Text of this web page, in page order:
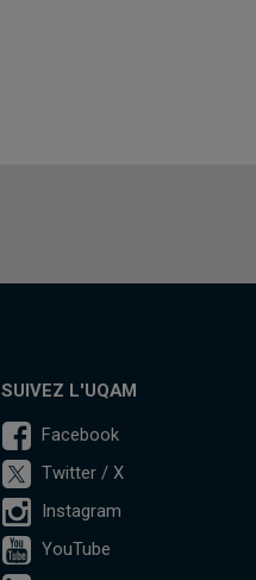
SUIVEZ L'UQAM
Facebook
Twitter / X
Instagram
YouTube